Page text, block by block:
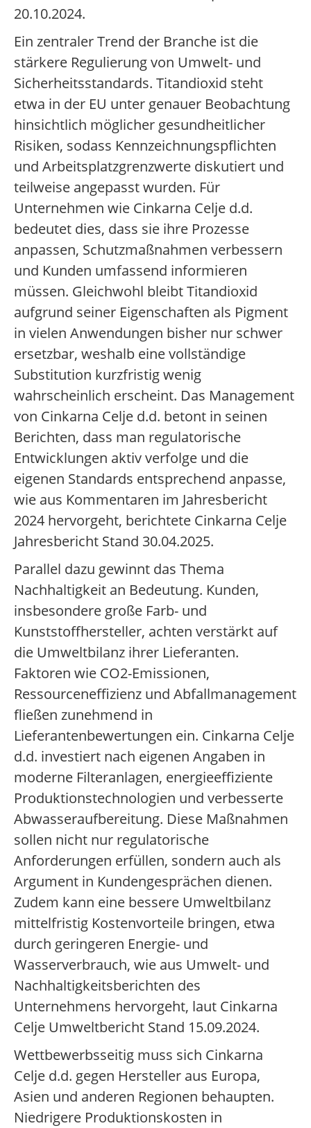
20.10.2024.
Ein zentraler Trend der Branche ist die
stärkere Regulierung von Umwelt- und
Sicherheitsstandards. Titandioxid steht
etwa in der EU unter genauer Beobachtung
hinsichtlich möglicher gesundheitlicher
Risiken, sodass Kennzeichnungspflichten
und Arbeitsplatzgrenzwerte diskutiert und
teilweise angepasst wurden. Für
Unternehmen wie Cinkarna Celje d.d.
bedeutet dies, dass sie ihre Prozesse
anpassen, Schutzmaßnahmen verbessern
und Kunden umfassend informieren
müssen. Gleichwohl bleibt Titandioxid
aufgrund seiner Eigenschaften als Pigment
in vielen Anwendungen bisher nur schwer
ersetzbar, weshalb eine vollständige
Substitution kurzfristig wenig
wahrscheinlich erscheint. Das Management
von Cinkarna Celje d.d. betont in seinen
Berichten, dass man regulatorische
Entwicklungen aktiv verfolge und die
eigenen Standards entsprechend anpasse,
wie aus Kommentaren im Jahresbericht
2024 hervorgeht, berichtete Cinkarna Celje
Jahresbericht Stand 30.04.2025.
Parallel dazu gewinnt das Thema
Nachhaltigkeit an Bedeutung. Kunden,
insbesondere große Farb- und
Kunststoffhersteller, achten verstärkt auf
die Umweltbilanz ihrer Lieferanten.
Faktoren wie CO2-Emissionen,
Ressourceneffizienz und Abfallmanagement
fließen zunehmend in
Lieferantenbewertungen ein. Cinkarna Celje
d.d. investiert nach eigenen Angaben in
moderne Filteranlagen, energieeffiziente
Produktionstechnologien und verbesserte
Abwasseraufbereitung. Diese Maßnahmen
sollen nicht nur regulatorische
Anforderungen erfüllen, sondern auch als
Argument in Kundengesprächen dienen.
Zudem kann eine bessere Umweltbilanz
mittelfristig Kostenvorteile bringen, etwa
durch geringeren Energie- und
Wasserverbrauch, wie aus Umwelt- und
Nachhaltigkeitsberichten des
Unternehmens hervorgeht, laut Cinkarna
Celje Umweltbericht Stand 15.09.2024.
Wettbewerbsseitig muss sich Cinkarna
Celje d.d. gegen Hersteller aus Europa,
Asien und anderen Regionen behaupten.
Niedrigere Produktionskosten in